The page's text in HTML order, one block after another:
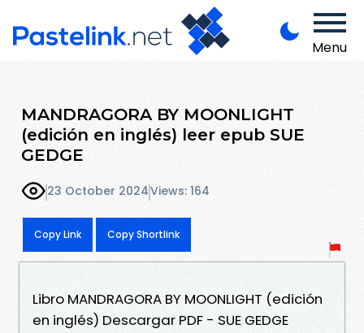
Menu
MANDRAGORA BY MOONLIGHT
(edición en inglés) leer epub SUE
GEDGE
23 October 2024Views: 164
Copy Link Copy Shortlink
Libro MANDRAGORA BY MOONLIGHT (edición
en inglés) Descargar PDF - SUE GEDGE